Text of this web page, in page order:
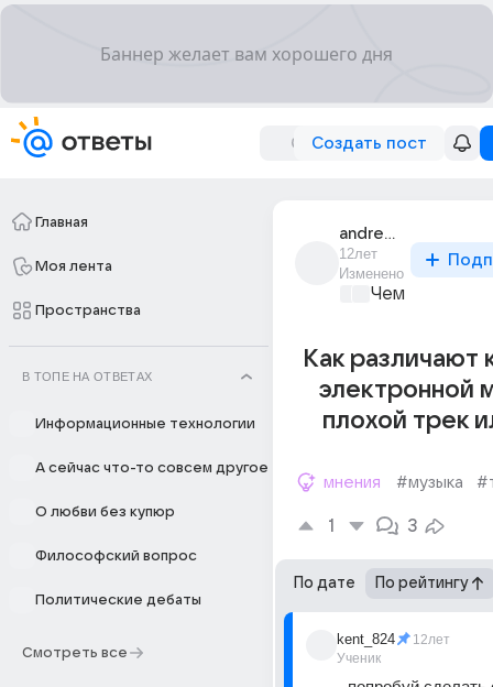
Создать пост
Главная
Моя лента
Пространства
В ТОПЕ НА ОТВЕТАХ
Информационные технологии
А сейчас что-то совсем другое
О любви без купюр
Философский вопрос
Политические дебаты
Смотреть все
andrew_zemlyanskiy
12лет
Изменено
Чем заняться?
Как различают
электронной
плохой трек
мнения #музыка
1 3
По дате По рейтингу
kent_824
Ученик
12лет